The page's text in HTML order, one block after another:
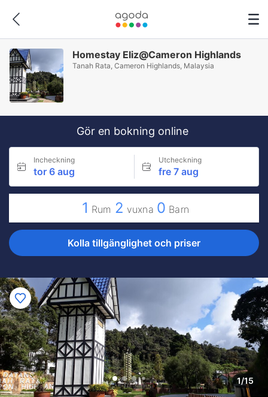
Homestay Eliz@Cameron Highlands
Tanah Rata, Cameron Highlands, Malaysia
Gör en bokning online
Incheckning
tor 6 aug
Utcheckning
fre 7 aug
1 Rum 2 vuxna 0 Barn
Kolla tillgänglighet och priser
1/15